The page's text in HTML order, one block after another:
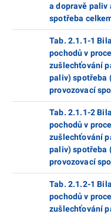
a dopravě paliv
spotřeba
Tab. 2.1.1-1
pochodů v
zušlechťování
paliv) spotřeba
provozovací
Tab. 2.1.1-2
pochodů v
zušlechťování
paliv) spotřeba
provozovací
Tab. 2.1.2-1
pochodů v
zušlechťování